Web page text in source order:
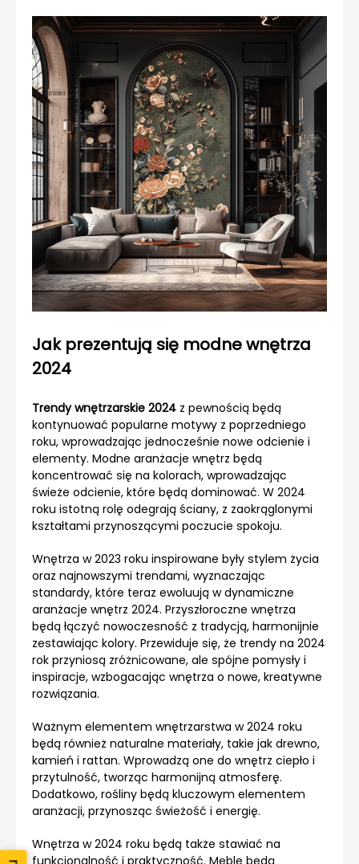
Jak prezentują się modne wnętrza
2024
Trendy wnętrzarskie 2024 z pewnością będą
kontynuować popularne motywy z poprzedniego
roku, wprowadzając jednocześnie nowe odcienie i
elementy. Modne aranżacje wnętrz będą
koncentrować się na kolorach, wprowadzając
świeże odcienie, które będą dominować. W 2024
roku istotną rolę odegrają ściany, z zaokrąglonymi
kształtami przynoszącymi poczucie spokoju.
Wnętrza w 2023 roku inspirowane były stylem życia
oraz najnowszymi trendami, wyznaczając
standardy, które teraz ewoluują w dynamiczne
aranżacje wnętrz 2024. Przyszłoroczne wnętrza
będą łączyć nowoczesność z tradycją, harmonijnie
zestawiając kolory. Przewiduje się, że trendy na 2024
rok przyniosą zróżnicowane, ale spójne pomysły i
inspiracje, wzbogacając wnętrza o nowe, kreatywne
rozwiązania.
Ważnym elementem wnętrzarstwa w 2024 roku
będą również naturalne materiały, takie jak drewno,
kamień i rattan. Wprowadzą one do wnętrz ciepło i
przytulność, tworząc harmonijną atmosferę.
Dodatkowo, rośliny będą kluczowym elementem
aranżacji, przynosząc świeżość i energię.
Wnętrza w 2024 roku będą także stawiać na
funkcjonalność i praktyczność. Meble będą